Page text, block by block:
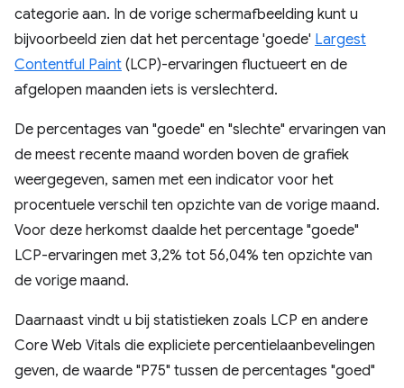
categorie aan. In de vorige schermafbeelding kunt u
bijvoorbeeld zien dat het percentage 'goede' Largest
Contentful Paint (LCP)-ervaringen fluctueert en de
afgelopen maanden iets is verslechterd.
De percentages van "goede" en "slechte" ervaringen van
de meest recente maand worden boven de grafiek
weergegeven, samen met een indicator voor het
procentuele verschil ten opzichte van de vorige maand.
Voor deze herkomst daalde het percentage "goede"
LCP-ervaringen met 3,2% tot 56,04% ten opzichte van
de vorige maand.
Daarnaast vindt u bij statistieken zoals LCP en andere
Core Web Vitals die expliciete percentielaanbevelingen
geven, de waarde "P75" tussen de percentages "goed"